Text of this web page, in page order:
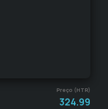
Preço (HTR)
324.99